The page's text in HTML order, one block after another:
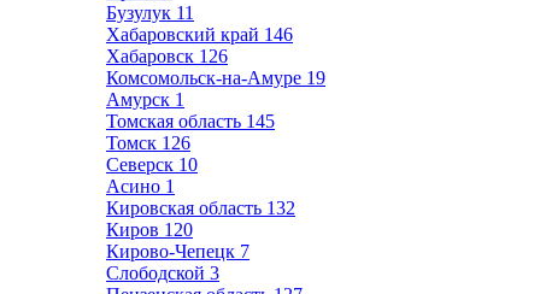
Бузулук 11
Хабаровский край 146
Хабаровск 126
Комсомольск-на-Амуре 19
Амурск 1
Томская область 145
Томск 126
Северск 10
Асино 1
Кировская область 132
Киров 120
Кирово-Чепецк 7
Слободской 3